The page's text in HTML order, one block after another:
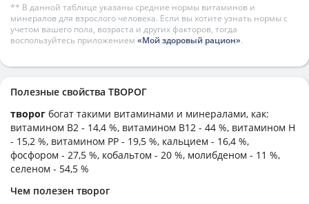
** В данной таблице указаны средние нормы витаминов и
минералов для взрослого человека. Если вы хотите узнать нормы с
учетом вашего пола, возраста и других факторов, тогда
воспользуйтесь приложением «Мой здоровый рацион».
Полезные свойства ТВОРОГ
творог богат такими витаминами и минералами, как:
витамином B2 - 14,4 %, витамином B12 - 44 %, витамином H
- 15,2 %, витамином PP - 19,5 %, кальцием - 16,4 %,
фосфором - 27,5 %, кобальтом - 20 %, молибденом - 11 %,
селеном - 54,5 %
Чем полезен творог